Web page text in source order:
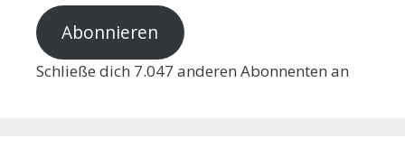
Abonnieren
Schließe dich 7.047 anderen Abonnenten an